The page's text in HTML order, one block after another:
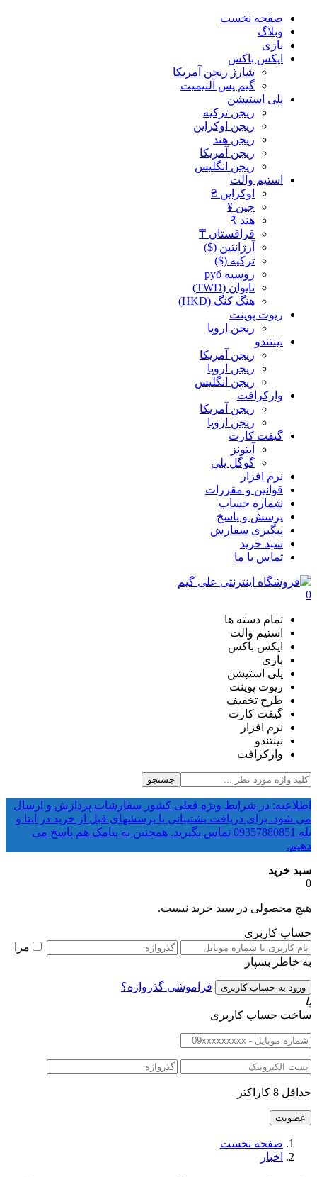
صفحه نخست
وبلاگ
بازی
ایکس باکس
شارژ ریجن آمریکا
گیم پس آلتیمیت
پلی استیشن
ریجن ترکیه
ریجن اوکراین
ریجن هند
ریجن آمریکا
ریجن انگلیس
استیم والت
اوکراین ₴
چین ¥
هند ₹
قزاقستان ₸
آرژانتین ($)
ترکیه ($)
روسیه руб
تایوان (TWD)
هنگ کنگ (HKD)
ریوت پوینت
ریجن اروپا
نینتندو
ریجن آمریکا
ریجن اروپا
ریجن انگلیس
وارکرافت
ریجن آمریکا
ریجن اروپا
گیفت کارت
آیتونز
گوگل پلی
نرم افزار
قوانین و مقررات
شماره حساب
پرسش و پاسخ
پیگیری سفارش
سبد خرید
تماس با ما
0
تمام دسته ها
استیم والت
ایکس باکس
بازی
پلی استیشن
ریوت پوینت
طرح تخفیف
گیفت کارت
نرم افزار
نینتندو
وارکرافت
جستجو
اطلاعیه: در شرایط ویژه فعلی کشور سفارشات پردازش و ارسال
می شود. برای دریافت پشتیبانی یا پرسشهای قبل از خرید در ایتا و
بله 09357880851 تماس بگیرید. همچنین به پیامک هم پاسخ می
دهیم.
سبد خرید
0
هیچ محصولی در سبد خرید نیست.
حساب کاربری
مرا
به خاطر بسپار
فراموشی گذرواژه؟
یا
ساخت حساب کاربری
حداقل 8 کاراکتر
صفحه نخست
اخبار